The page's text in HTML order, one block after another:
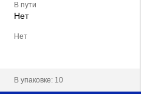
В пути
Нет
Нет
В упаковке: 10